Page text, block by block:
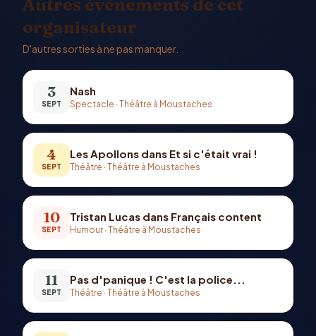
Autres événements de cet
organisateur
D'autres sorties à ne pas manquer.
3
SEPT
Nash
Spectacle · Théâtre à Moustaches
4
SEPT
Les Apollons dans Et si c'était vrai !
Théâtre · Théâtre à Moustaches
10
SEPT
Tristan Lucas dans Français content
Humour · Théâtre à Moustaches
11
SEPT
Pas d'panique ! C'est la police...
Théâtre · Théâtre à Moustaches